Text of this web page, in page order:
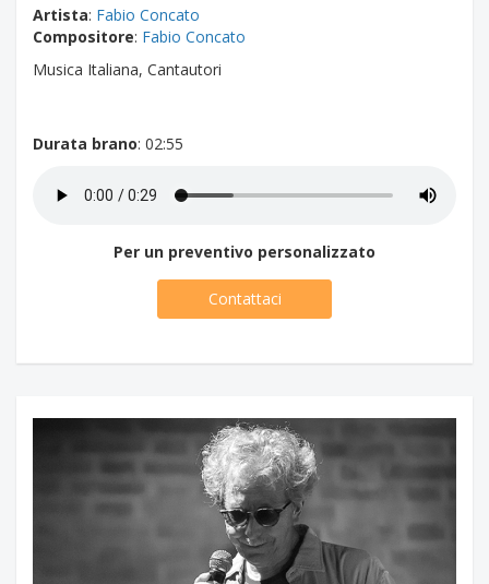
Artista: Fabio Concato
Compositore: Fabio Concato
Musica Italiana, Cantautori
Durata brano: 02:55
Per un preventivo personalizzato
Contattaci